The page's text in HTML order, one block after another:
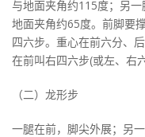
与地面夹角约115度；另
地面夹角约65度。前脚要
四六步。重心在前六分、
在前叫右四六步(或左、右
（二）龙形步
一腿在前，脚尖外展；另